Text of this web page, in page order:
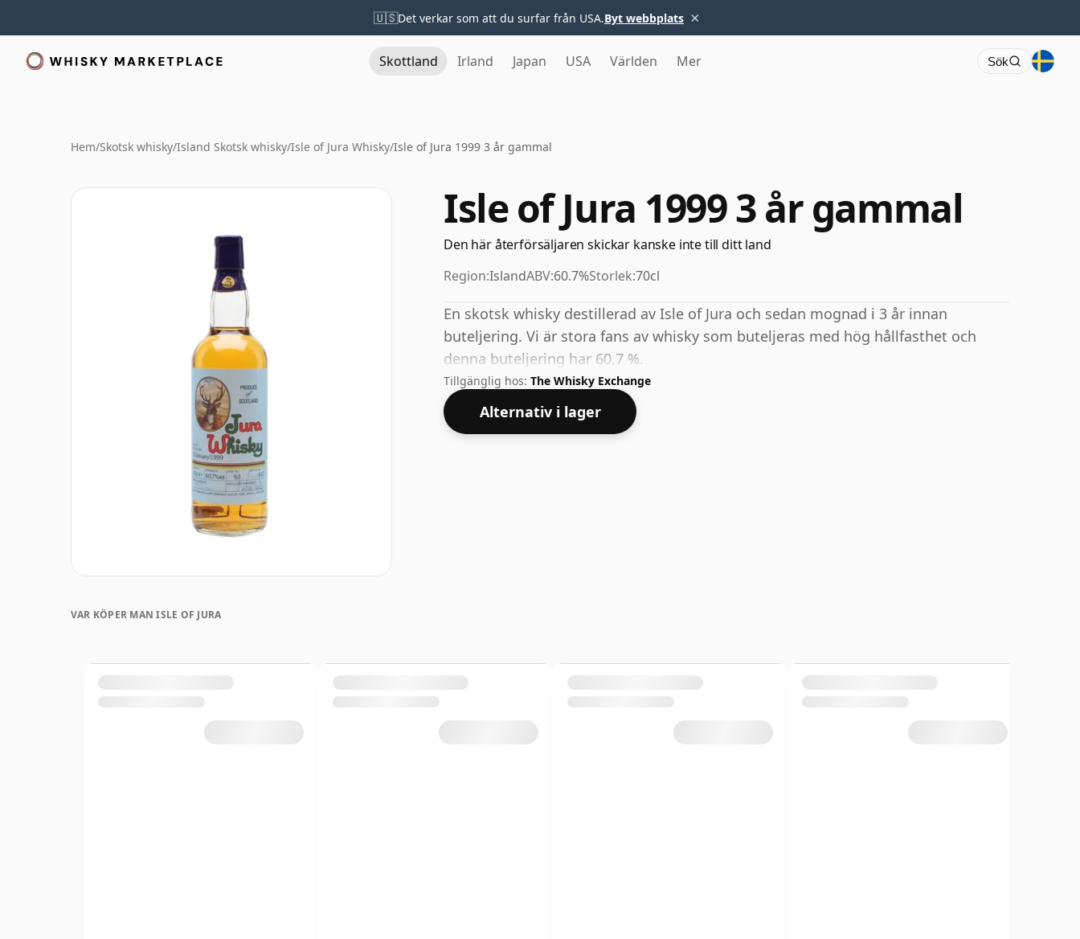
🇺🇸Det verkar som att du surfar från USA.Byt webbplats ×
Skottland Irland Japan USA Världen Mer Sök
Hem/Skotsk whisky/Island Skotsk whisky/Isle of Jura Whisky/Isle of Jura 1999 3 år gammal
Isle of Jura 1999 3 år gammal
Den här återförsäljaren skickar kanske inte till ditt land
Region:IslandABV:60.7%Storlek:70cl
En skotsk whisky destillerad av Isle of Jura och sedan mognad i 3 år innan
buteljering. Vi är stora fans av whisky som buteljeras med hög hållfasthet och
denna buteljering har 60,7 %.
Tillgänglig hos: The Whisky Exchange
Alternativ i lager
VAR KÖPER MAN ISLE OF JURA